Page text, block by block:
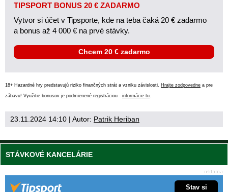
TIPSPORT BONUS 20 € ZADARMO
Vytvor si účet v Tipsporte, kde na teba čaká 20 € zadarmo
a bonus až 4 000 € na prvé stávky.
Chcem 20 € zadarmo
18+ Hazardné hry predstavujú riziko finančných strát a vzniku závislosti. Hrajte zodpovedne a pre
zábavu! Využitie bonusov je podmienené registráciou - informácie tu.
23.11.2024 14:10 | Autor: Patrik Heriban
STÁVKOVÉ KANCELÁRIE
Stav si